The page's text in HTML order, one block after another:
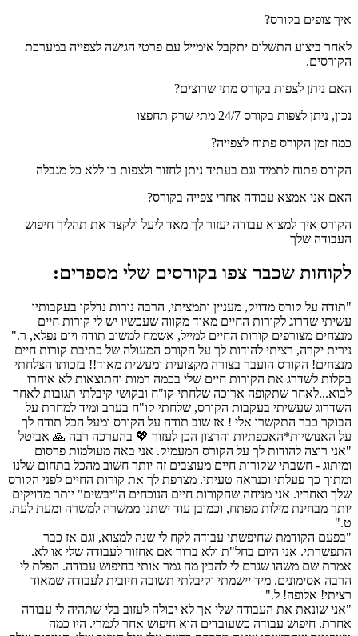
איך צופים בקורס?
לאחר ביצוע התשלום יתקבל אימייל עם פרטי הגישה לצפייה במערכת
הקורסים.
האם ניתן לצפות בקורס מתי שרוצים?
נכון, ניתן לצפות בקורס 24/7 מתי שרק תחפצו
כמה זמן הקורס פתוח לצפייה?
הקורס פתוח לתמיד וגם בעתיד ניתן לחזור ולצפות בו ללא כל מגבלה
האם אני אמצא עבודה אחרי צפייה בקורס?
הקורס איך למצוא עבודה יעזור לך מאד ליעל ולקצר את תהליך חיפוש
העבודה שלך
לקוחות שכבר צפו בקורסים שלי מספרים:
"תודה על קורס מדויק, מעניין ותמציתי, הרבה נורות נדלקו בעקבותיו
עשיתי שדרוג לקורות החיים מאוד מקווה שעכשיו יש לי קורות חיים
מנצחים מצורפים קורות החיים למייל, אשמח למשוב תודה ויום נפלא, ר."
נירית יקרה, רציתי להודות לך על הקורס המעולה של כתיבת קורות חיים
מנצחים! הקורס הועבר בצורה מקצועית ומעשית מאוד!! בזכותו הצלחתי
בקלות לשדרג את הקורות חיים שלי בכמה רמות והתוצאות לא איחרו
לבוא...לאחר שתקופה ארוכה שלחתי קו"ח ובקושי קיבלתי תגובות לאחר
השדרוג שעשיתי בעקבות הקורס, שלחתי קו"ח בערב ומיד למחרת על
הבוקר כבר התקשרו אלי ! אז שוב תודה על הקורס ומעל הכל תודה לך
על האנושיות*האכפתיות והרצון הכן לעזור 💖 בהערכה רבה 🙏 אביטל
"אני רוצה להודות לך על הקורס המעמיק. אני באה מעולמות פרסום
ומיתוג - חשבתי שקורות חיים מעוצבים זה יותר חשוב מהכל בתחום שלנו
ומתוך כך פעלתי וכנראה טעיתי. מצרפת לך את קורות החיים לפני הקורס
שלך ואחריו. אני מניחה שהקורות חיים הנוכחים ה"יבשים" יותר מדויקים
יותר מבחינת מילות מפתח, וכמובן עוד ישתנו ממשרה למשרה ומעת לעת.
ט."
"בפעם הקודמת שחיפשתי עבודה לקח לי שנה למצוא, וגם אז כבר
התפשרתי. אני היום בחל"ת ולא ברור אם אחזור לעבודה שלי או לא.
אמרת שם משהו שגרם לי להבין מה גמר אותי בחיפוש עבודה. הפלת לי
הרבה אסימונים. מיד יישמתי וקיבלתי תשובה חיובית לעבודה שמאוד
רציתי! אלופה! ל."
"אני שונאת את העבודה שלי אך לא יכולה לעזוב בלי שתהיה לי עבודה
אחרת. חיפוש עבודה כשעובדים הוא חיפוש אחר לגמרי. היו כמה